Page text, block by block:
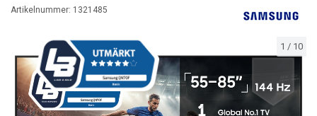
1 / 10
Artikelnummer: 1321485